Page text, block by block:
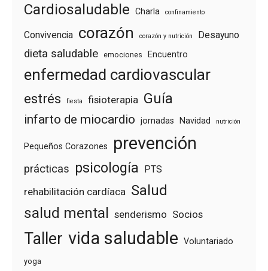
Cardiosaludable Charla confinamiento
Convivencia corazón corazón y nutrición Desayuno
dieta saludable emociones Encuentro
enfermedad cardiovascular
estrés fiesta fisioterapia Guía
infarto de miocardio jornadas Navidad nutrición
Pequeños Corazones prevención
prácticas psicología
PTS
rehabilitación cardíaca Salud
salud mental senderismo Socios
Taller vida saludable Voluntariado
yoga